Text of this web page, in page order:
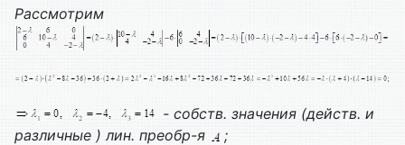
Рассмотрим
- собств. значения (действ. и
различные ) лин. преобр-я
;